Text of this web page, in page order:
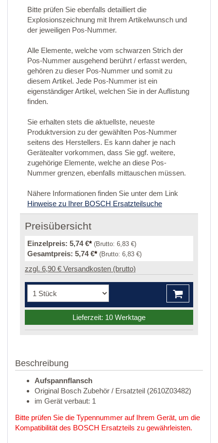
Bitte prüfen Sie ebenfalls detailliert die
Explosionszeichnung mit Ihrem Artikelwunsch und
der jeweiligen Pos-Nummer.
Alle Elemente, welche vom schwarzen Strich der
Pos-Nummer ausgehend berührt / erfasst werden,
gehören zu dieser Pos-Nummer und somit zu
diesem Artikel. Jede Pos-Nummer ist ein
eigenständiger Artikel, welchen Sie in der Auflistung
finden.
Sie erhalten stets die aktuellste, neueste
Produktversion zu der gewählten Pos-Nummer
seitens des Herstellers. Es kann daher je nach
Gerätealter vorkommen, dass Sie ggf. weitere,
zugehörige Elemente, welche an diese Pos-
Nummer grenzen, ebenfalls mittauschen müssen.
Nähere Informationen finden Sie unter dem Link
Hinweise zu Ihrer BOSCH Ersatzteilsuche
Preisübersicht
Einzelpreis: 5,74 €* (Brutto: 6,83 €)
Gesamtpreis: 5,74 €* (Brutto: 6,83 €)
zzgl. 6,90 € Versandkosten (brutto)
Lieferzeit: 10 Werktage
Beschreibung
Aufspannflansch
Original Bosch Zubehör / Ersatzteil (2610Z03482)
im Gerät verbaut: 1
Bitte prüfen Sie die Typennummer auf Ihrem Gerät, um die
Kompatibilität des BOSCH Ersatzteils zu gewährleisten.